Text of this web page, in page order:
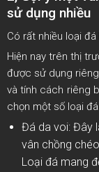
sử dụng nhiều
Có rất nhiều loại
Hiện nay trên thị
được sử dụng
và tính cách riêng
chọn một số loại
Đá da voi: Đây
vân chồng
Loại đá mang